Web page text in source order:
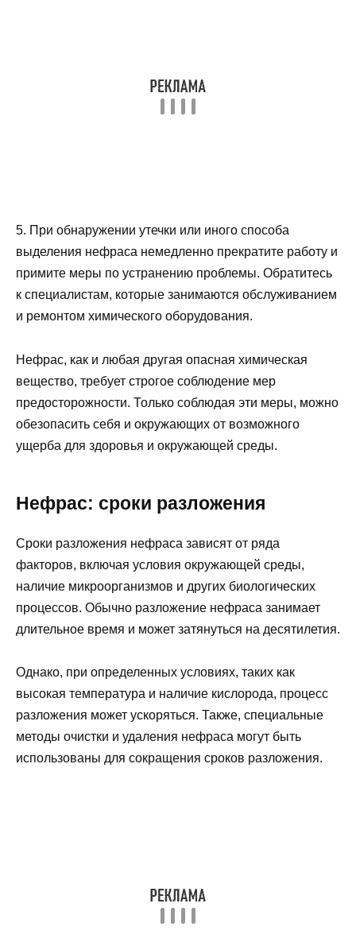
5. При обнаружении утечки или иного способа
выделения нефраса немедленно прекратите работу и
примите меры по устранению проблемы. Обратитесь
к специалистам, которые занимаются обслуживанием
и ремонтом химического оборудования.
Нефрас, как и любая другая опасная химическая
вещество, требует строгое соблюдение мер
предосторожности. Только соблюдая эти меры, можно
обезопасить себя и окружающих от возможного
ущерба для здоровья и окружающей среды.
Нефрас: сроки разложения
Сроки разложения нефраса зависят от ряда
факторов, включая условия окружающей среды,
наличие микроорганизмов и других биологических
процессов. Обычно разложение нефраса занимает
длительное время и может затянуться на десятилетия.
Однако, при определенных условиях, таких как
высокая температура и наличие кислорода, процесс
разложения может ускоряться. Также, специальные
методы очистки и удаления нефраса могут быть
использованы для сокращения сроков разложения.